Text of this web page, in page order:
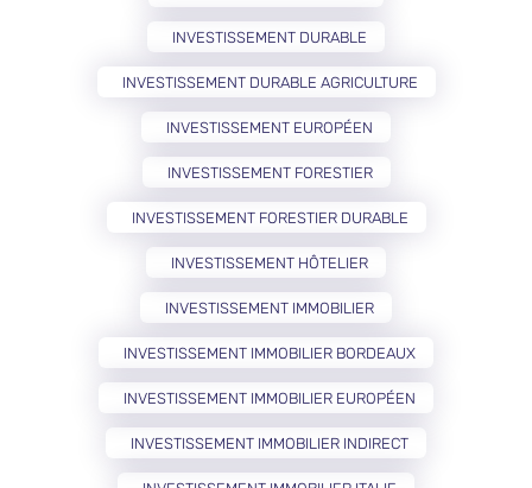
INVESTISSEMENT DURABLE
INVESTISSEMENT DURABLE AGRICULTURE
INVESTISSEMENT EUROPÉEN
INVESTISSEMENT FORESTIER
INVESTISSEMENT FORESTIER DURABLE
INVESTISSEMENT HÔTELIER
INVESTISSEMENT IMMOBILIER
INVESTISSEMENT IMMOBILIER BORDEAUX
INVESTISSEMENT IMMOBILIER EUROPÉEN
INVESTISSEMENT IMMOBILIER INDIRECT